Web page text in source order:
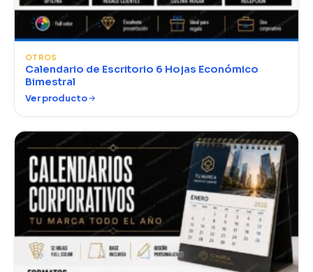
OTROS
Calendario de Escritorio 6 Hojas Económico
Bimestral
Ver producto